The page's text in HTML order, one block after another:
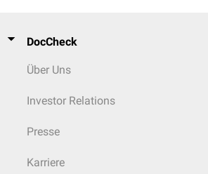
DocCheck
Über Uns
Investor Relations
Presse
Karriere